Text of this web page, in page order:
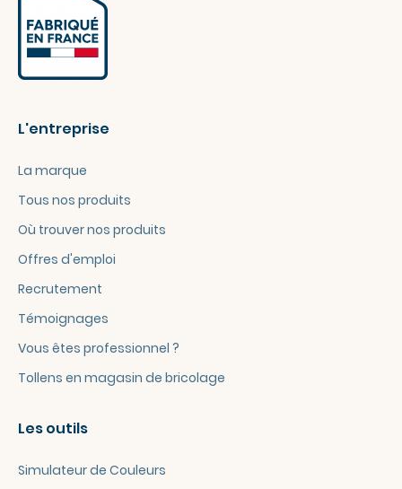
L'entreprise
La marque
Tous nos produits
Où trouver nos produits
Offres d'emploi
Recrutement
Témoignages
Vous êtes professionnel ?
Tollens en magasin de bricolage
Les outils
Simulateur de Couleurs